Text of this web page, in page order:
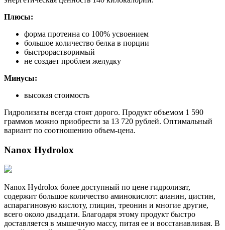
Плюсы:
форма протеина со 100% усвоением
большое количество белка в порции
быстрорастворимый
не создает проблем желудку
Минусы:
высокая стоимость
Гидролизаты всегда стоят дорого. Продукт объемом 1 590
граммов можно приобрести за 13 720 рублей. Оптимальный
вариант по соотношению объем-цена.
Nanox Hydrolox
Nanox Hydrolox более доступный по цене гидролизат,
содержит большое количество аминокислот: аланин, цистин,
аспарагиновую кислоту, глицин, треонин и многие другие,
всего около двадцати. Благодаря этому продукт быстро
доставляется в мышечную массу, питая ее и восстанавливая. В